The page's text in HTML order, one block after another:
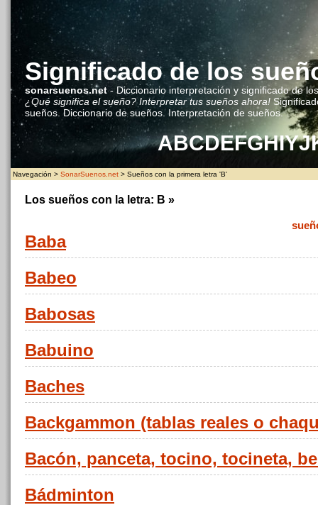
Significado de los
sonarsuenos.net- Diccionario interpretación y significado de
¿Qué significa el sueño? Interpretar tus sueños ahora!
sueños. Diccionario de sueños. Interpretación de sueños.
ABCDEFGHIYJ
Navegación > SonarSuenos.net > Sueños con la primera letra 'B'
Los sueños con la letra: B »
Baba
Babeo
Babosas
Babuino
Baches
Backgammon (tablas reales o
Bacón, panceta, tocino, tocineta,
Bádminton